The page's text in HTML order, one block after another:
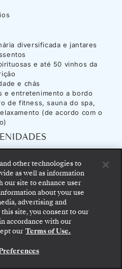
diversificada e jantares
e até 50 vinhos da
e chás
e entretenimento a bordo
de fitness, sauna do spa,
(de acordo com o
Ray
caminho para uma nova
e confira as tarifas e
de confirmar com
a Silversea.
A SUA SUITE
other technologies to
as well as information
our site to enhance user
about your use
advertising and
site, you consent to our
accordance with our
our Terms of Use.